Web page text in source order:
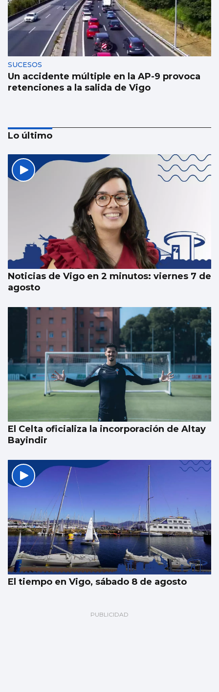
SUCESOS
Un accidente múltiple en la AP-9 provoca
retenciones a la salida de Vigo
Luz verde definitiva al vial de acceso para
el CEIP Párroco Don Camilo
Lo último
Noticias de Vigo en 2 minutos: viernes 7 de
agosto
El Celta oficializa la incorporación de Altay
Bayindir
El tiempo en Vigo, sábado 8 de agosto